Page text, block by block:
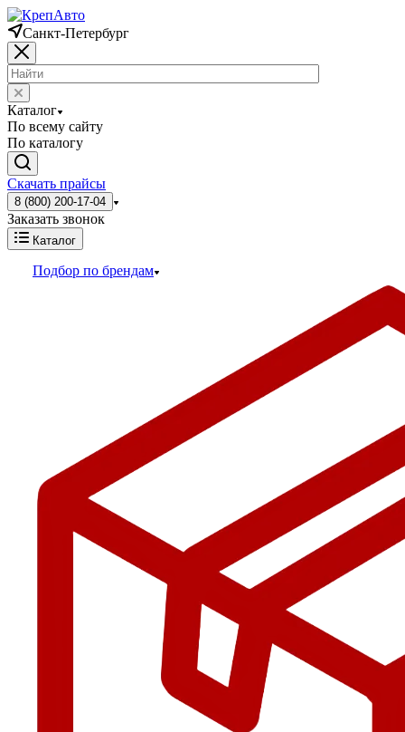
Санкт-Петербург
Каталог
По всему сайту
По каталогу
Скачать прайсы
8 (800) 200-17-04
Заказать звонок
Каталог
Подбор по брендам